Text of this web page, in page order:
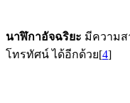
นาฬิกาอัจฉริยะ มีความส
โทรทัศน์ ได้อีกด้วย[4]